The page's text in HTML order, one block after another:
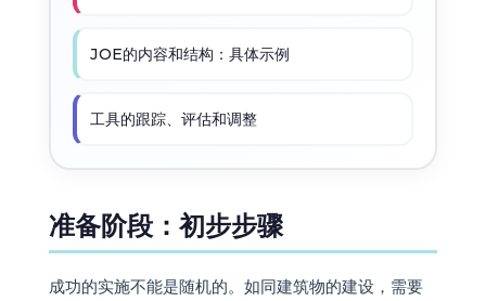
JOE的内容和结构：具体示例
工具的跟踪、评估和调整
准备阶段：初步步骤
成功的实施不能是随机的。如同建筑物的建设，需要